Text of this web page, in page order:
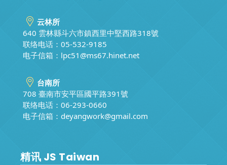
云林所
640 雲林縣斗六市鎮西里中堅西路318號
联络电话：05-532-9185
电子信箱： lpc51@ms67.hinet.net
台南所
708 臺南市安平區國平路391號
联络电话：06-293-0660
电子信箱： deyangwork@gmail.com
精讯 JS Taiwan